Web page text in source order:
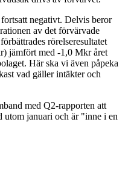
negativt. Delvis beror
av det förvärvade
rörelseresultatet
jämfört med -1,0 Mkr året
Här ska vi även påpeka
vad gäller intäkter och
med Q2-rapporten att
utom januari och är "inne i en